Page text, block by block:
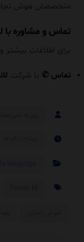
متخصصان هوش
تماس و مشاوره با
برای اطلاعات بیشتر
تماس ✆ با شرکت